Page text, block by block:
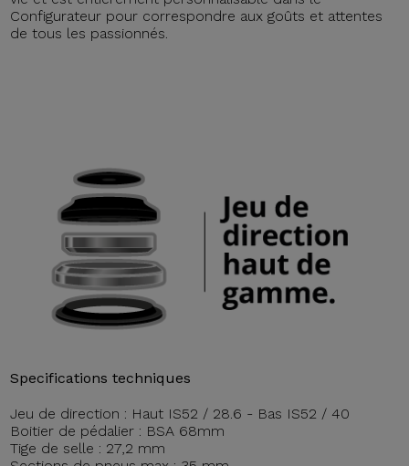
Configurateur pour correspondre aux goûts et attentes
de tous les passionnés.
Specifications techniques
Jeu de direction : Haut IS52 / 28.6 - Bas IS52 / 40
Boitier de pédalier : BSA 68mm
Tige de selle : 27,2 mm